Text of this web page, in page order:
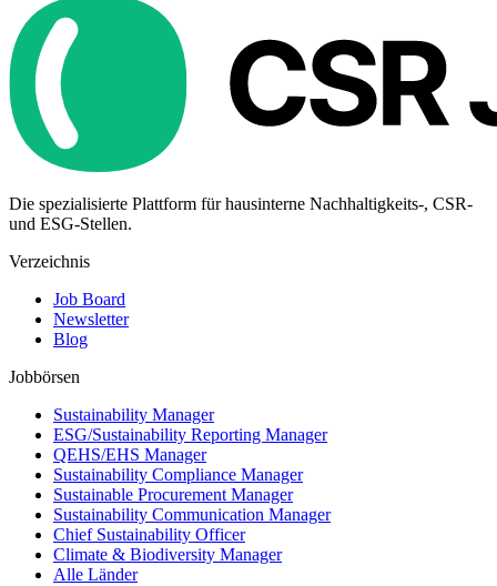
Die spezialisierte Plattform für hausinterne Nachhaltigkeits-, CSR-
und ESG-Stellen.
Verzeichnis
Job Board
Newsletter
Blog
Jobbörsen
Sustainability Manager
ESG/Sustainability Reporting Manager
QEHS/EHS Manager
Sustainability Compliance Manager
Sustainable Procurement Manager
Sustainability Communication Manager
Chief Sustainability Officer
Climate & Biodiversity Manager
Alle Länder